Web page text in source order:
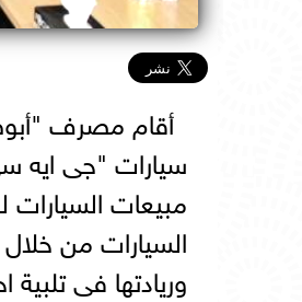
أقام مصرف
سيارات "جى ايه
السيارات من
وريادتها فى تلبية